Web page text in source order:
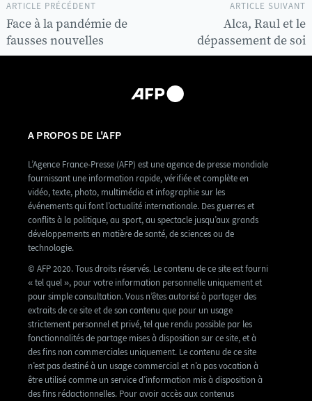
ARTICLE SUIVANT
Alca, Raul et le
dépassement de soi
ARTICLE PRÉCÉDENT
Face à la pandémie de
fausses nouvelles
A PROPOS DE L'AFP
L’Agence France-Presse (AFP) est une agence de presse mondiale
fournissant une information rapide, vérifiée et complète en
vidéo, texte, photo, multimédia et infographie sur les
événements qui font l’actualité internationale. Des guerres et
conflits à la politique, au sport, au spectacle jusqu’aux grands
développements en matière de santé, de sciences ou de
technologie.
© AFP 2020. Tous droits réservés. Le contenu de ce site est fourni
« tel quel », pour votre information personnelle uniquement et
pour simple consultation. Vous n’êtes autorisé à partager des
extraits de ce site et de son contenu que pour un usage
strictement personnel et privé, tel que rendu possible par les
fonctionnalités de partage mises à disposition sur ce site, et à
des fins non commerciales uniquement. Le contenu de ce site
n’est pas destiné à un usage commercial et n’a pas vocation à
être utilisé comme un service d’information mis à disposition à
des fins rédactionnelles. Pour avoir accès aux contenus